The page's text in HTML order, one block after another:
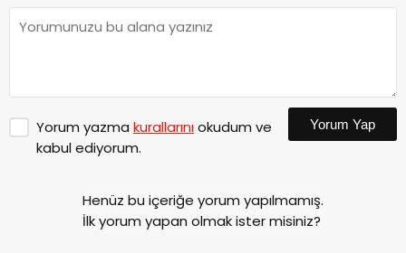
Yorum yazma kurallarınıokudum ve
kabul ediyorum.
Yorum Yap
Henüz bu içeriğe yorum yapılmamış.
İlk yorum yapan olmak ister misiniz?